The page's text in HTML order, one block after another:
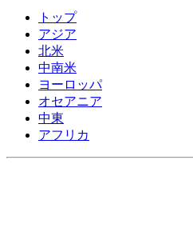
トップ
アジア
北米
中南米
ヨーロッパ
オセアニア
中東
アフリカ